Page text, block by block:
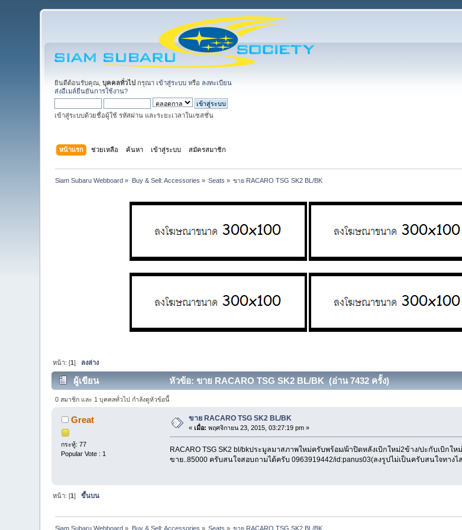
ยินดีต้อนรับคุณ,บุคคลทั่วไป กรุณา เข้าสู่ระบบ หรือ ลงทะเบียน
ส่งอีเมล์ยืนยันการใช้งาน?
เข้าสู่ระบบด้วยชื่อผู้ใช้ รหัสผ่าน และระยะเวลาในเซสชั่น
หน้าแรก ช่วยเหลือ ค้นหา เข้าสู่ระบบ สมัครสมาชิก
Siam Subaru Webboard » Buy & Sell: Accessories » Seats » ขาย RACARO TSG SK2 BL/BK
หน้า: [1] ลงล่าง
ผู้เขียน หัวข้อ: ขาย RACARO TSG SK2 BL/BK (อ่าน 7432 ครั้ง)
0 สมาชิก และ 1 บุคคลทั่วไป กำลังดูหัวข้อนี้
Great
กระทู้: 77
Popular Vote : 1
ขาย RACARO TSG SK2 BL/BK
«เมื่อ: พฤศจิกายน 23, 2015, 03:27:19 pm »
RACARO TSG SK2 bl/bkประมูลมาสภาพใหม่ครับพร้อม/ผ้าปิดหลังเบิกใหม่2ข้าง/ปะกับเบิก
ขาย..85000 ครับสนใจสอบถามได้ครับ 0963919442/id:panus03(ลงรูปไม่เป็นครับสนใจทาง
หน้า: [1]ขึ้นบน
Siam Subaru Webboard » Buy & Sell: Accessories » Seats » ขาย RACARO TSG SK2 BL/BK